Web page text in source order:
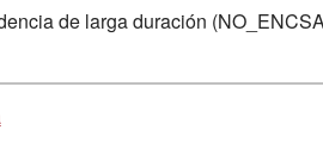
de larga duración